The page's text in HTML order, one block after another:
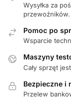
Wysyłka za
przewoźników.
Pomoc po
Wsparcie
Maszyny
Cały sprzęt
Bezpieczne i
Przelew